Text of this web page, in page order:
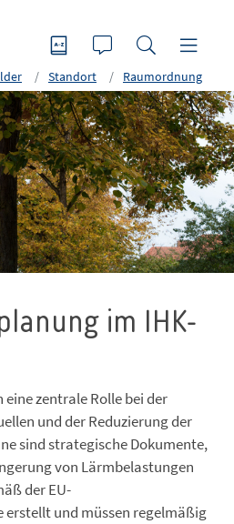
Standort Raumordnung
im IHK-
zentrale Rolle bei der
und der Reduzierung der
sind strategische Dokumente,
von Lärmbelastungen
der EU-
und müssen regelmäßig